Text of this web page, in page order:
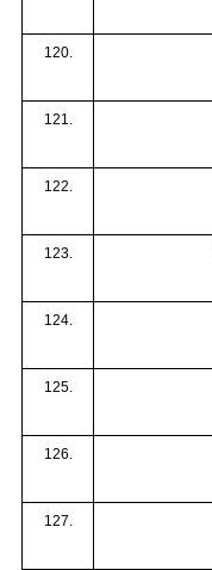
120.
121.
122.
123.
124.
125.
126.
127.